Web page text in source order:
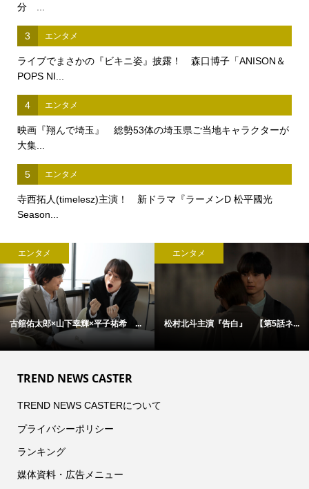
分 ...
3 エンタメ
ライブでまさかの『ビキニ姿』披露！ 森口博子「ANISON＆
POPS NI...
4 エンタメ
映画『翔んで埼玉』 総勢53体の埼玉県ご当地キャラクターが
大集...
5 エンタメ
寺西拓人(timelesz)主演！ 新ドラマ『ラーメンD 松平國光
Season...
エンタメ
古舘佑太郎×山下幸輝×平子祐希 ...
エンタメ
松村北斗主演『告白』 【第5話ネ...
TREND NEWS CASTER
TREND NEWS CASTERについて
プライバシーポリシー
ランキング
媒体資料・広告メニュー